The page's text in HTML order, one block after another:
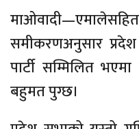
समीकरणअनुसार
पार्टी सम्मिलित
बहुमत पुग्छ।